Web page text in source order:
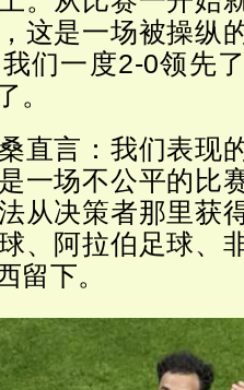
这是一场被操纵
们一度2-0领先
。
直言：我们表现
一场不公平的比
从决策者那里获
、阿拉伯足球、
留下。